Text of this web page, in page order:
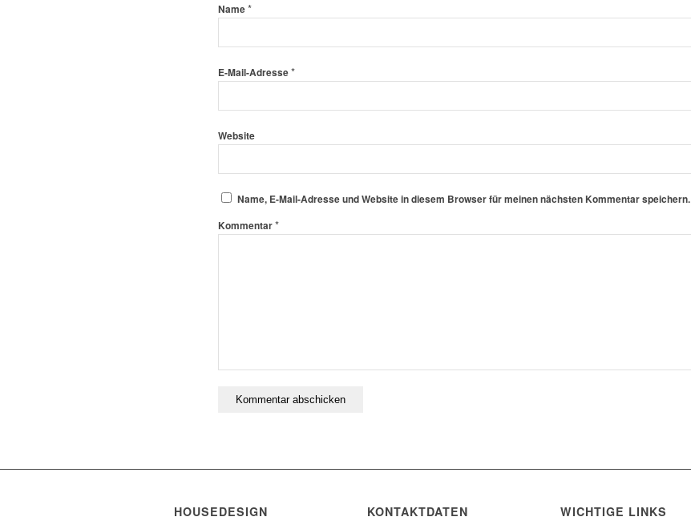
Name*
E-Mail-Adresse*
Website
Name, E-Mail-Adresse und Website in diesem Browser für meinen nächsten Kommentar speichern.
Kommentar*
HOUSEDESIGN KONTAKTDATEN WICHTIGE LINKS